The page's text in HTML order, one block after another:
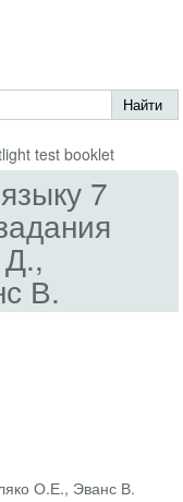
test booklet
7
В.
О.Е., Эванс В.